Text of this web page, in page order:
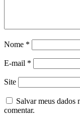
Nome *
E-mail *
Site
Salvar meus dados
comentar.